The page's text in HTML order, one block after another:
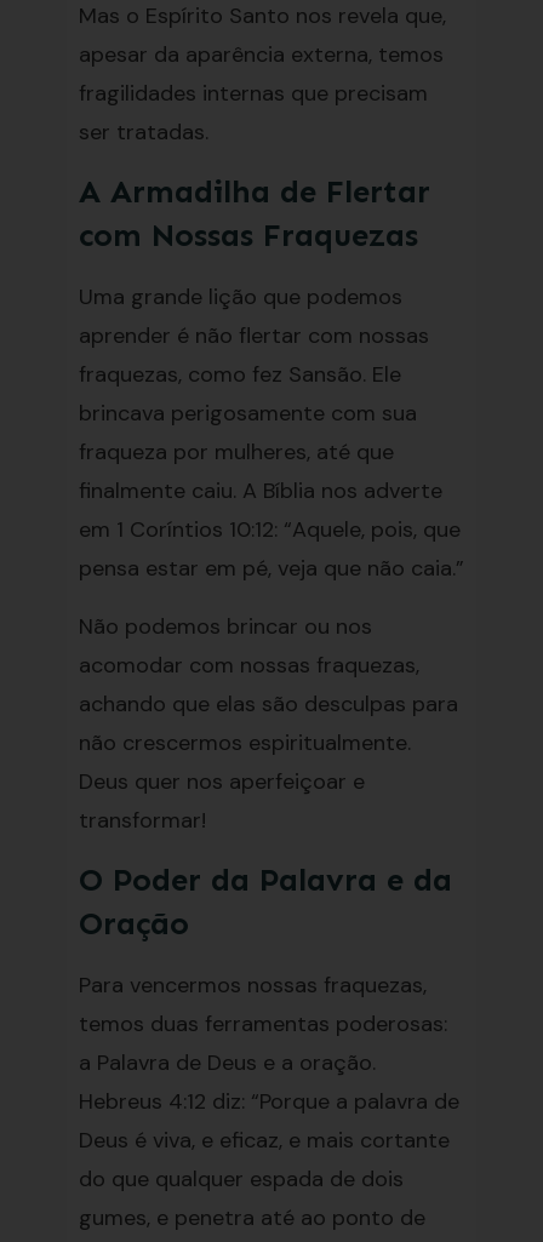
Mas o Espírito Santo nos revela que,
apesar da aparência externa, temos
fragilidades internas que precisam
ser tratadas.
A Armadilha de Flertar
com Nossas Fraquezas
Uma grande lição que podemos
aprender é não flertar com nossas
fraquezas, como fez Sansão. Ele
brincava perigosamente com sua
fraqueza por mulheres, até que
finalmente caiu. A Bíblia nos adverte
em 1 Coríntios 10:12: “Aquele, pois, que
pensa estar em pé, veja que não caia.”
Não podemos brincar ou nos
acomodar com nossas fraquezas,
achando que elas são desculpas para
não crescermos espiritualmente.
Deus quer nos aperfeiçoar e
transformar!
O Poder da Palavra e da
Oração
Para vencermos nossas fraquezas,
temos duas ferramentas poderosas:
a Palavra de Deus e a oração.
Hebreus 4:12 diz: “Porque a palavra de
Deus é viva, e eficaz, e mais cortante
do que qualquer espada de dois
gumes, e penetra até ao ponto de